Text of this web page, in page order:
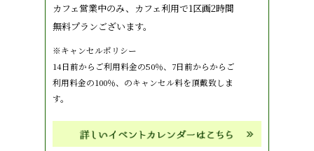
カフェ営業中のみ、カフェ利用で1区画2時間
無料プランございます。
※キャンセルポリシー
14日前からご利用料金の50％、7日前からからご
利用料金の100％、のキャンセル料を頂戴致しま
す。